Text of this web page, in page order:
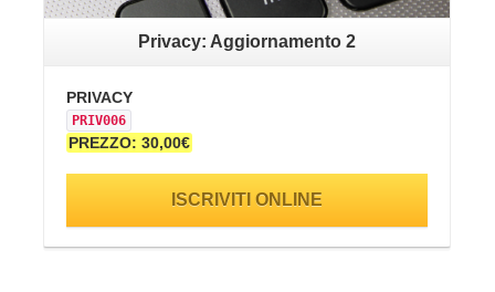
Privacy: Aggiornamento 2
PRIVACY
PRIV006
PREZZO: 30,00€
ISCRIVITI ONLINE